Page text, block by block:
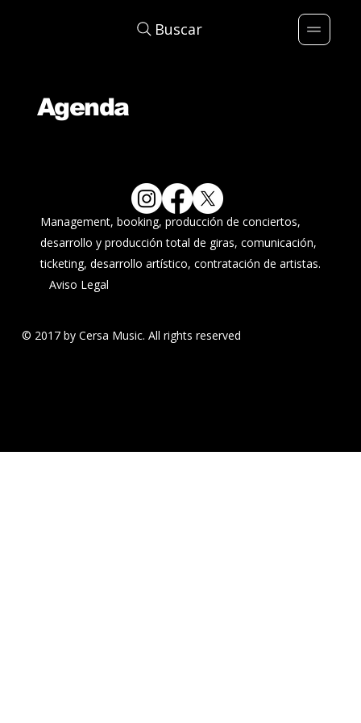
Buscar
Agenda
Management, booking, producción de conciertos,
desarrollo y producción total de giras, comunicación,
ticketing, desarrollo artístico, contratación de artistas.
Aviso Legal
© 2017 by Cersa Music. All rights reserved